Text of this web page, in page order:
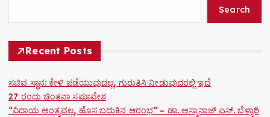
Search
Recent Posts
ಸಚಿವ ಸ್ಥಾನ: ಕೇಳಿ ಪಡೆಯುವುದಲ್ಲ, ಗುರುತಿಸಿ ನೀಡುವುದರಲ್ಲಿ ಇದೆ
27 ರಂದು ಚಿಂತನಾ ಸಮಾವೇಶ
“ವಿದಾಯ ಅಂತ್ಯವಲ್ಲ, ಹೊಸ ಬದುಕಿನ ಆರಂಭ” – ಡಾ. ಅಸ್ಮಾನಾಜ್ ಎಸ್. ಬೆಳ್ಳಾರಿ